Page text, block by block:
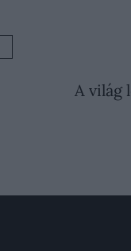
A világ